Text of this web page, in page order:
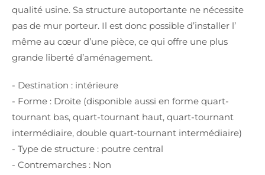
qualité usine. Sa structure autoportante ne nécessite
pas de mur porteur. Il est donc possible d’installer l’
même au cœur d’une pièce, ce qui offre une plus
grande liberté d’aménagement.
- Destination : intérieure
- Forme : Droite (disponible aussi en forme quart-
tournant bas, quart-tournant haut, quart-tournant
intermédiaire, double quart-tournant intermédiaire)
- Type de structure : poutre central
- Contremarches : Non